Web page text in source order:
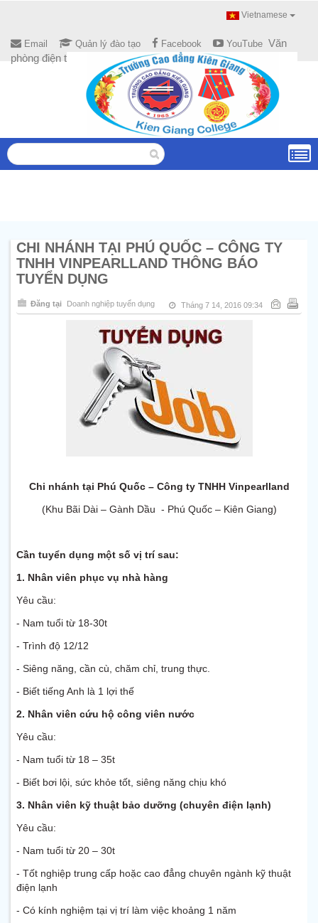
Vietnamese
Email Quản lý đào tạo Facebook YouTube Văn
phòng điện tử
CHI NHÁNH TẠI PHÚ QUỐC – CÔNG TY
TNHH VINPEARLLAND THÔNG BÁO
TUYỂN DỤNG
Đăng tại Doanh nghiệp tuyển dụng Tháng 7 14, 2016 09:34
Chi nhánh tại Phú Quốc – Công ty TNHH Vinpearlland
(Khu Bãi Dài – Gành Dầu - Phú Quốc – Kiên Giang)
Cần tuyển dụng một số vị trí sau:
1. Nhân viên phục vụ nhà hàng
Yêu cầu:
- Nam tuổi từ 18-30t
- Trình độ 12/12
- Siêng năng, cần cù, chăm chỉ, trung thực.
- Biết tiếng Anh là 1 lợi thế
2. Nhân viên cứu hộ công viên nước
Yêu cầu:
- Nam tuổi từ 18 – 35t
- Biết bơi lội, sức khỏe tốt, siêng năng chịu khó
3. Nhân viên kỹ thuật bảo dưỡng (chuyên điện lạnh)
Yêu cầu:
- Nam tuổi từ 20 – 30t
- Tốt nghiệp trung cấp hoặc cao đẳng chuyên ngành kỹ thuật
điện lạnh
- Có kính nghiệm tại vị trí làm việc khoảng 1 năm